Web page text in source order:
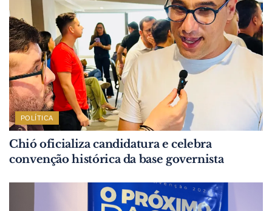
POLÍTICA
Chió oficializa candidatura e celebra
convenção histórica da base governista